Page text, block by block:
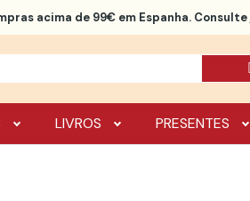
acima de 99€ em Espanha. Consulte
LIVROS PRESENTES